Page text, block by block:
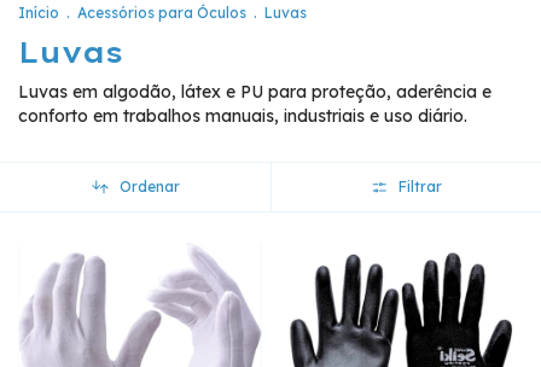
Início . Acessórios para Óculos . Luvas
Luvas
Luvas em algodão, látex e PU para proteção, aderência e
conforto em trabalhos manuais, industriais e uso diário.
Ordenar Filtrar